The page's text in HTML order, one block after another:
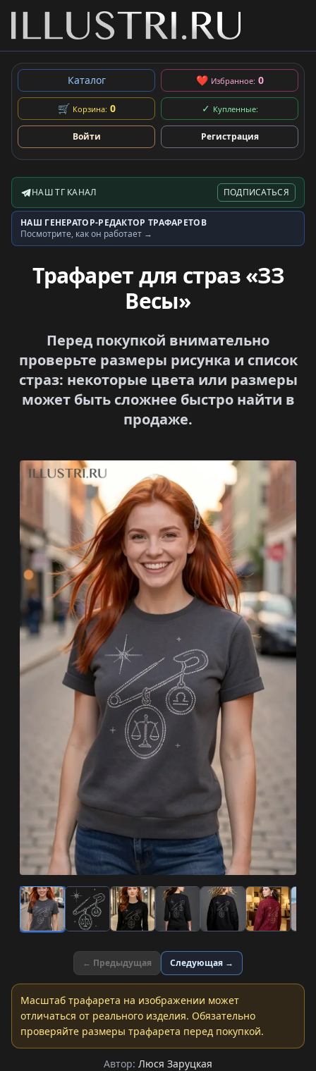
Каталог ❤ Избранное: 0
🛒 Корзина: 0 ✓ Купленные:
Войти Регистрация
Telegram-канал
НАШ ТГ КАНАЛ ПОДПИСАТЬСЯ
Генератор трафаретов
НАШ ГЕНЕРАТОР-РЕДАКТОР ТРАФАРЕТОВ
Посмотрите, как он работает →
Трафарет для страз «ЗЗ
Весы»
Перед покупкой внимательно
проверьте размеры рисунка и список
страз: некоторые цвета или размеры
может быть сложнее быстро найти в
продаже.
← Предыдущая Следующая →
Масштаб трафарета на изображении может
отличаться от реального изделия. Обязательно
проверяйте размеры трафарета перед покупкой.
Автор: Люся Заруцкая